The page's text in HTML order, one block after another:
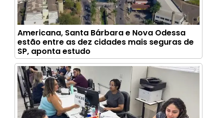
Americana, Santa Bárbara e Nova Odessa
estão entre as dez cidades mais seguras de
SP, aponta estudo